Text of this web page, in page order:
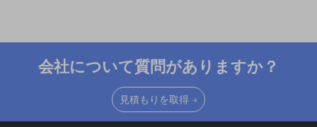
ール_with PCBA
会社について質問がありますか？
見積もりを取得 →